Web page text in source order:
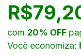
com 20% OFF
Você economiza: